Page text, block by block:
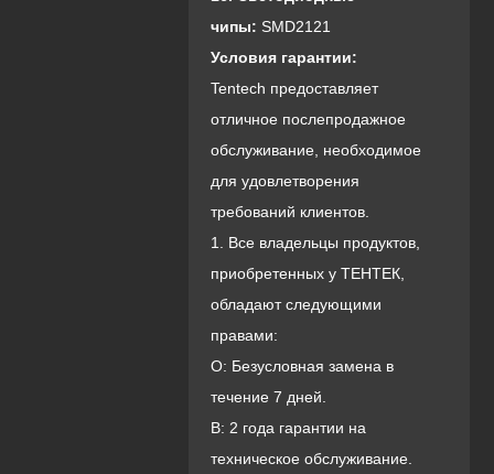
чипы: SMD2121
Условия гарантии:
Tentech предоставляет
отличное послепродажное
обслуживание, необходимое
для удовлетворения
требований клиентов.
1. Все владельцы продуктов,
приобретенных у ТЕНТЕК,
обладают следующими
правами:
О: Безусловная замена в
течение 7 дней.
B: 2 года гарантии на
техническое обслуживание.